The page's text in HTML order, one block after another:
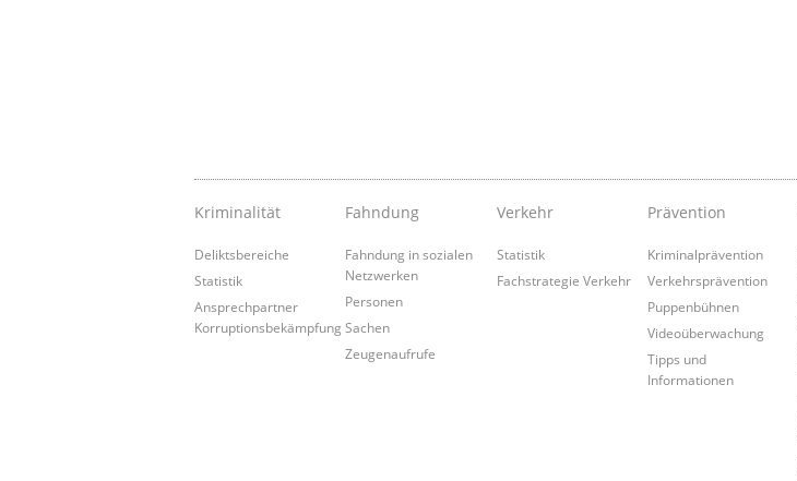
Kriminalität
Deliktsbereiche
Statistik
Ansprechpartner
Korruptionsbekämpfung
Fahndung
Fahndung in sozialen
Netzwerken
Personen
Sachen
Zeugenaufrufe
Verkehr
Statistik
Fachstrategie Verkehr
Prävention
Kriminalprävention
Verkehrsprävention
Puppenbühnen
Videoüberwachung
Tipps und
Informationen